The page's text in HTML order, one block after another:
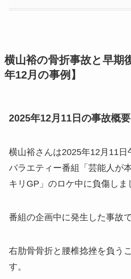
横山裕の骨折事故と早期
年12月の事例】
2025年12月11日の事故概要
横山裕さんは2025年12月11
バラエティー番組「芸能人が
キリGP」のロケ中に負傷しま
番組の企画中に発生した事故で
右肋骨骨折と腰椎捻挫を負う
す。